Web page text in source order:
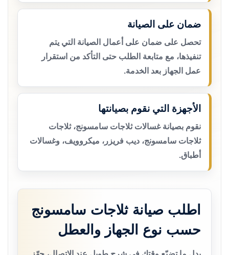
ضمان على الصيانة
تحصل على ضمان على أعمال الصيانة التي يتم
تنفيذها، مع متابعة الطلب حتى التأكد من استقرار
عمل الجهاز بعد الخدمة.
الأجهزة التي نقوم بصيانتها
نقوم بصيانة غسالات ثلاجات سامسونج، ثلاجات
ثلاجات سامسونج، ديب فريزر، ميكروويف، وغسالات
أطباق.
اطلب صيانة ثلاجات سامسونج
حسب نوع الجهاز والعطل